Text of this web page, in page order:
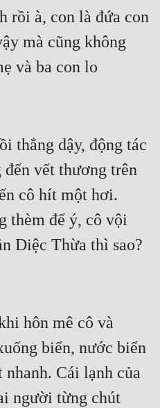
rồi à, con là đứa con
mà cũng không
và ba con lo
thẳng dậy, động tác
đến vết thương trên
cô hít một hơi.
thèm để ý, cô vội
Diệc Thừa thì sao?
hôn mê cô và
biển, nước biển
nhanh. Cái lạnh của
người từng chút